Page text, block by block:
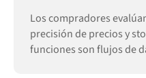
Los compradores
precisión de precios y
funciones son flujos de